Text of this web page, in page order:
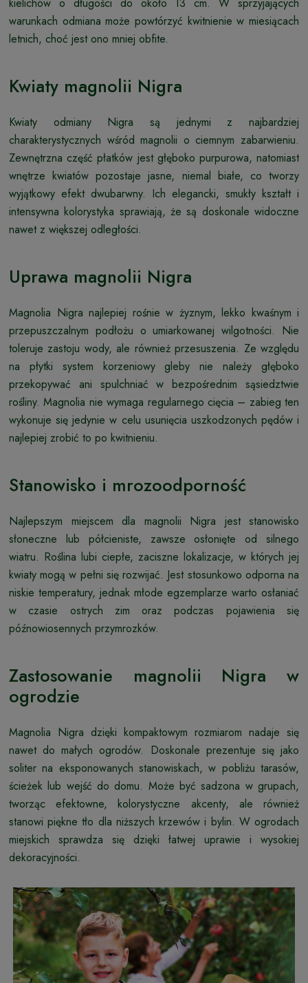
warunkach odmiana może powtórzyć kwitnienie w miesiącach
letnich, choć jest ono mniej obfite.
Kwiaty magnolii Nigra
Kwiaty odmiany Nigra są jednymi z najbardziej
charakterystycznych wśród magnolii o ciemnym zabarwieniu.
Zewnętrzna część płatków jest głęboko purpurowa, natomiast
wnętrze kwiatów pozostaje jasne, niemal białe, co tworzy
wyjątkowy efekt dwubarwny. Ich elegancki, smukły kształt i
intensywna kolorystyka sprawiają, że są doskonale widoczne
nawet z większej odległości.
Uprawa magnolii Nigra
Magnolia Nigra najlepiej rośnie w żyznym, lekko kwaśnym i
przepuszczalnym podłożu o umiarkowanej wilgotności. Nie
toleruje zastoju wody, ale również przesuszenia. Ze względu
na płytki system korzeniowy gleby nie należy głęboko
przekopywać ani spulchniać w bezpośrednim sąsiedztwie
rośliny. Magnolia nie wymaga regularnego cięcia – zabieg ten
wykonuje się jedynie w celu usunięcia uszkodzonych pędów i
najlepiej zrobić to po kwitnieniu.
Stanowisko i mrozoodporność
Najlepszym miejscem dla magnolii Nigra jest stanowisko
słoneczne lub półcieniste, zawsze osłonięte od silnego
wiatru. Roślina lubi ciepłe, zaciszne lokalizacje, w których jej
kwiaty mogą w pełni się rozwijać. Jest stosunkowo odporna na
niskie temperatury, jednak młode egzemplarze warto osłaniać
w czasie ostrych zim oraz podczas pojawienia się
późnowiosennych przymrozków.
Zastosowanie magnolii Nigra w
ogrodzie
Magnolia Nigra dzięki kompaktowym rozmiarom nadaje się
nawet do małych ogrodów. Doskonale prezentuje się jako
soliter na eksponowanych stanowiskach, w pobliżu tarasów,
ścieżek lub wejść do domu. Może być sadzona w grupach,
tworząc efektowne, kolorystyczne akcenty, ale również
stanowi piękne tło dla niższych krzewów i bylin. W ogrodach
miejskich sprawdza się dzięki łatwej uprawie i wysokiej
dekoracyjności.